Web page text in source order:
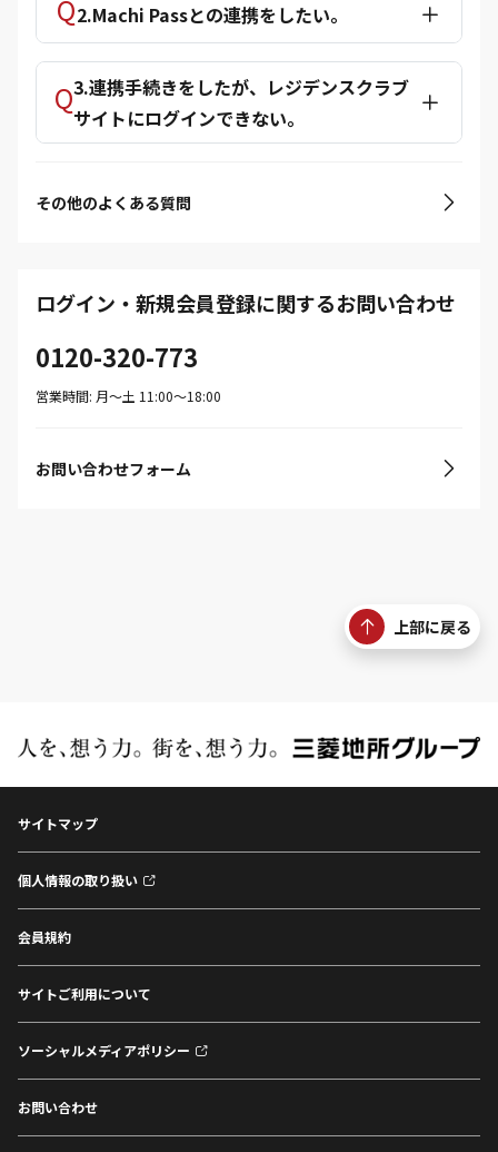
2.Machi Passとの連携をしたい。
3.連携手続きをしたが、レジデンスクラブ
サイトにログインできない。
その他のよくある質問
ログイン・新規会員登録に関するお問い合わせ
0120-320-773
営業時間: 月〜土 11:00〜18:00
お問い合わせフォーム
上部に戻る
サイトマップ
個人情報の取り扱い
会員規約
サイトご利用について
ソーシャルメディアポリシー
お問い合わせ